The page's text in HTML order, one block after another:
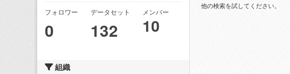
フォロワー
0
データセット
132
メンバー
10
組織
他の検索を試してください。